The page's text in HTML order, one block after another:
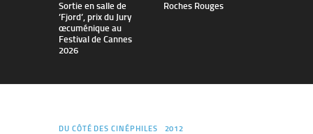
Sortie en salle de
’Fjord’, prix du Jury
œcuménique au
Festival de Cannes
2026
Roches Rouges
DU CÔTÉ DES CINÉPHILES 2012